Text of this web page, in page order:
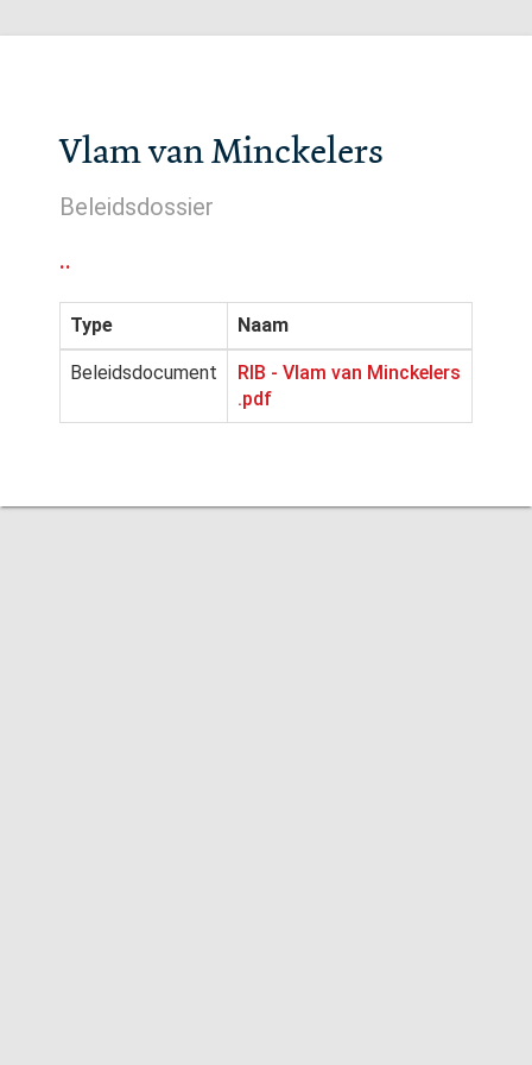
Vlam van Minckelers
Beleidsdossier
..
Type Naam
Beleidsdocument
RIB - Vlam van Minckelers
.pdf